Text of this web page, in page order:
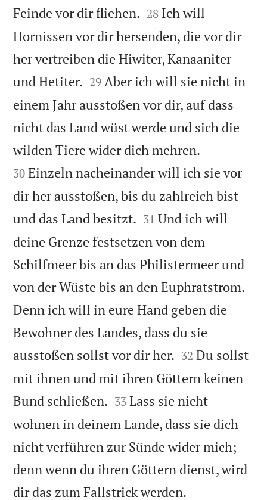
Feinde vor dir fliehen. 

28 Ich will
Hornissen vor dir hersenden, die vor dir
her vertreiben die Hiwiter, Kanaaniter
und Hetiter. 

29 Aber ich will sie nicht in
einem Jahr ausstoßen vor dir, auf dass
nicht das Land wüst werde und sich die
wilden Tiere wider dich mehren.
30 Einzeln nacheinander will ich sie vor
dir her ausstoßen, bis du zahlreich bist
und das Land besitzt. 

31 Und ich will
deine Grenze festsetzen von dem
Schilfmeer bis an das Philistermeer und
von der Wüste bis an den Euphratstrom.
Denn ich will in eure Hand geben die
Bewohner des Landes, dass du sie
ausstoßen sollst vor dir her. 

32 Du sollst
mit ihnen und mit ihren Göttern keinen
Bund schließen. 

33 Lass sie nicht
wohnen in deinem Lande, dass sie dich
nicht verführen zur Sünde wider mich;
denn wenn du ihren Göttern dienst, wird
dir das zum Fallstrick werden.